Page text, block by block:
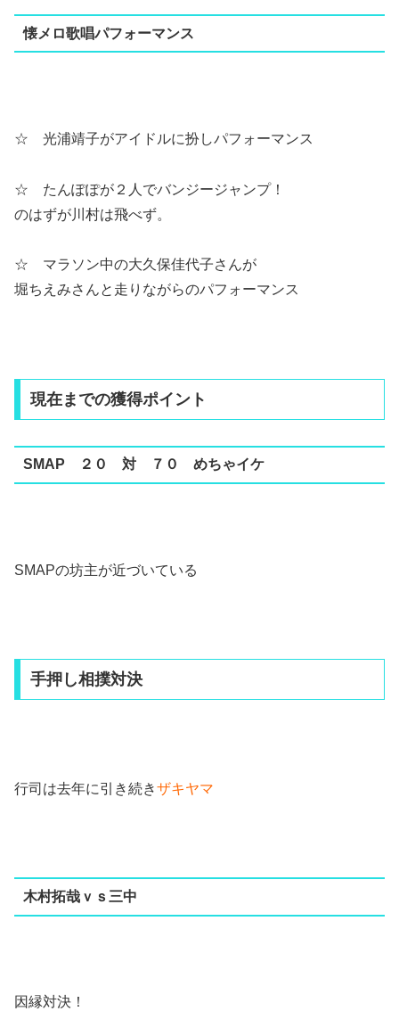
懐メロ歌唱パフォーマンス
☆ 光浦靖子がアイドルに扮しパフォーマンス
☆ たんぽぽが２人でバンジージャンプ！
のはずが川村は飛べず。
☆ マラソン中の大久保佳代子さんが
堀ちえみさんと走りながらのパフォーマンス
現在までの獲得ポイント
SMAP ２０ 対 ７０ めちゃイケ
SMAPの坊主が近づいている
手押し相撲対決
行司は去年に引き続きザキヤマ
木村拓哉ｖｓ三中
因縁対決！